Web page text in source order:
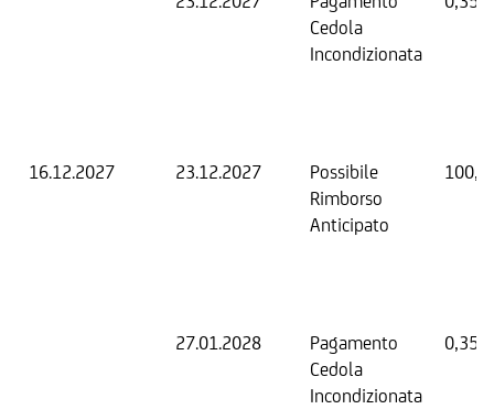
Cedola
Incondizionata
16.12.2027 23.12.2027
Possibile
Rimborso
Anticipato
27.01.2028
Pagamento
Cedola
Incondizionata
0,35